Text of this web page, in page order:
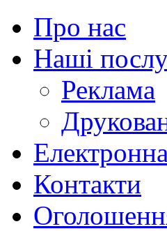
Про нас
Наші
Реклама
Контакти